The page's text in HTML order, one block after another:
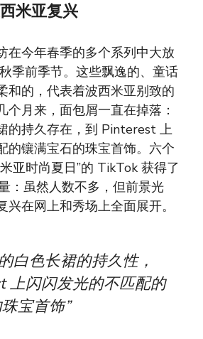
米亚复兴
在今年春季的多个系列中大放
季前季节。这些飘逸的、童话
和的，代表着波西米亚别致的
个月来，面包屑一直在掉落：
的持久存在，到 Pinterest 上
的镶满宝石的珠宝首饰。六个
亚时尚夏日”的 TikTok 获得了
：虽然人数不多，但前景光
兴在网上和秀场上全面展开。
白色长裙的持久性，
上闪闪发光的不匹配的
宝首饰”